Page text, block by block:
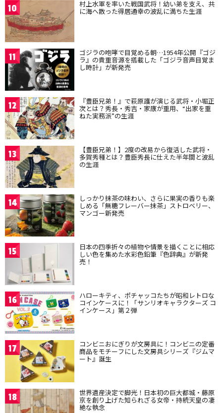
10 村上水軍を率いた戦国武将！幼い弟を支え、共
に海へ散った得居通幸の波乱に満ちた生涯
11 ゴジラの咆哮で目覚める朝…1954年公開『ゴジ
ラ』の貴重音源を搭載した「ゴジラ音声目覚ま
し時計」が新発売
12 『豊臣兄弟！』で萩原護が演じる武将・小堀正
次とは？秀長・秀吉・家康が重用、“出家を重
ねた実務派”の生涯
13 【豊臣兄弟！】2度の改易から復活した武将・
多賀秀種とは？豊臣秀長に仕えた半年間と波乱
の生涯
14 しっかり抹茶の味わい、さらに果実の香りも楽
しめる「無糖フレーバー抹茶」ストロベリー、
マンゴー新発売
15 日本の四季折々の植物や情景を描くことに相応
しい色を集めた水彩色鉛筆『色辞典』が新発
売！
16 ハローキティ、ポチャッコたちが昭和レトロな
コインケースに！「サンリオキャラクターズ コ
インケース」第２弾
17 コンビニおにぎりが文房具に！コンビニの定番
商品をモチーフにした文房具シリーズ『ジムマ
ート』誕生
18 世界遺産決定で脚光！日本初の巨大都城・藤原
京を創り上げた知られざる女帝・持統天皇の凄
絶な執念